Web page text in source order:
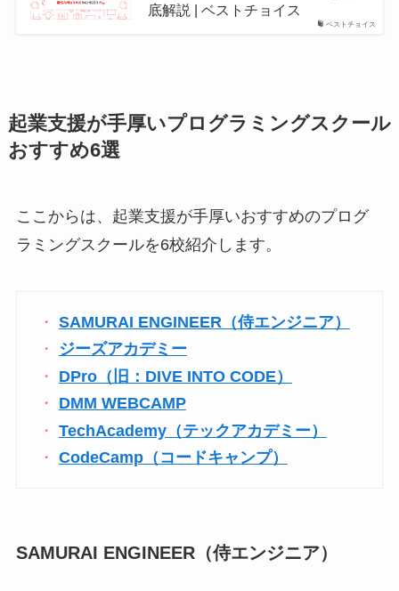
ベストチョイス
底解説 | ベストチョイス
起業支援が手厚いプログラミングスクール
おすすめ6選
ここからは、起業支援が手厚いおすすめのプログ
ラミングスクールを6校紹介します。
SAMURAI ENGINEER（侍エンジニア）
ジーズアカデミー
DPro（旧：DIVE INTO CODE）
DMM WEBCAMP
TechAcademy（テックアカデミー）
CodeCamp（コードキャンプ）
SAMURAI ENGINEER（侍エンジニア）